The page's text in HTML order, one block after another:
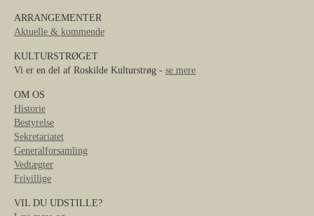
ARRANGEMENTER
Aktuelle & kommende
KULTURSTRØGET
Vi er en del af Roskilde Kulturstrøg - se mere
OM OS
Historie
Bestyrelse
Sekretariatet
Generalforsamling
Vedtægter
Frivillige
VIL DU UDSTILLE?